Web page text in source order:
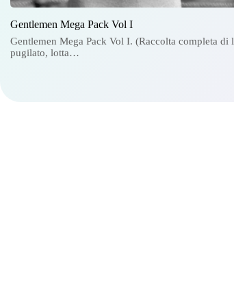
Gentlemen Mega Pack Vol I
Gentlemen Mega Pack Vol I. (Raccolta completa di
pugilato, lotta…